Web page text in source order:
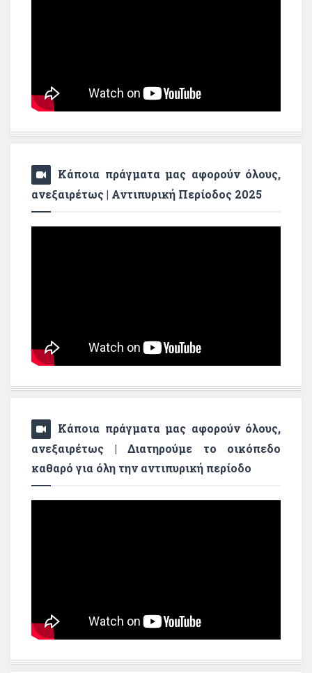
Κάποια πράγματα μας αφορούν όλους,
ανεξαιρέτως | Αντιπυρική Περίοδος 2025
Κάποια πράγματα μας αφορούν όλους,
ανεξαιρέτως | Διατηρούμε το οικόπεδο
καθαρό για όλη την αντιπυρική περίοδο